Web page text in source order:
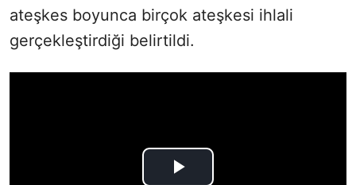
ateşkes boyunca birçok ateşkesi ihlali
gerçekleştirdiği belirtildi.